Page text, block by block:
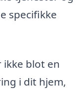
specifikke
blot en
i dit hjem,